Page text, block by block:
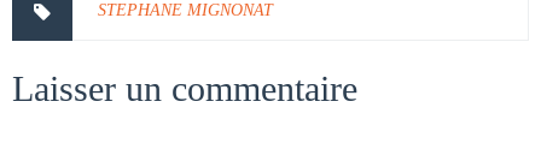
STEPHANE MIGNONAT
Laisser un commentaire